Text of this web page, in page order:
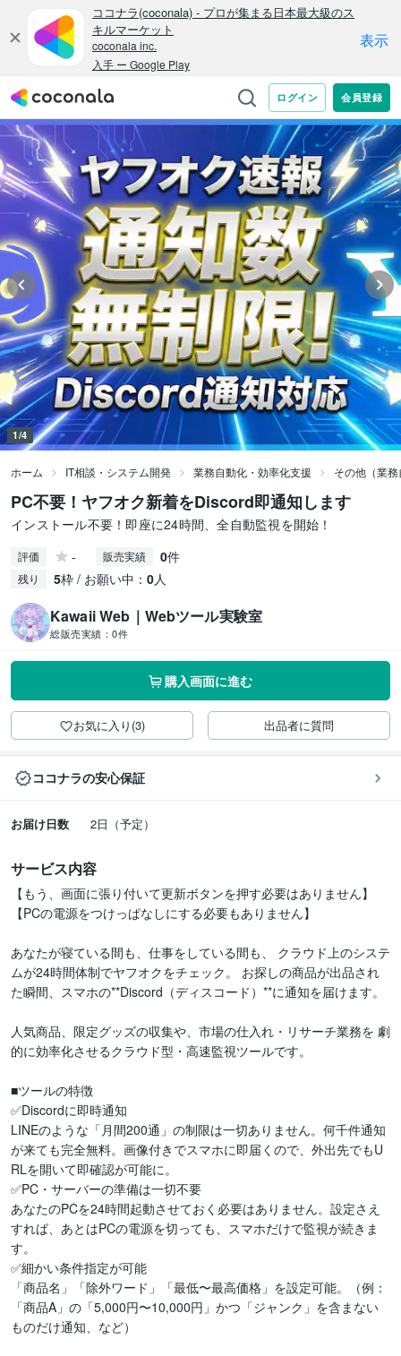
1/4
ホーム IT相談・システム開発 業務自動化・効率化支援 その他（業
PC不要！ヤフオク新着をDiscord即通知します
インストール不要！即座に24時間、全自動監視を開始！
評価 - 販売実績 0件
残り 5枠 / お願い中： 0人
Kawaii Web｜Webツール実験室
総販売実績： 0件
購入画面に進む
お気に入り(3) 出品者に質問
ココナラの安心保証
お届け日数 2日（予定）
サービス内容
【もう、画面に張り付いて更新ボタンを押す必要はありません】
【PCの電源をつけっぱなしにする必要もありません】
あなたが寝ている間も、仕事をしている間も、 クラウド上のシステ
ムが24時間体制でヤフオクをチェック。 お探しの商品が出品され
た瞬間、スマホの**Discord（ディスコード）**に通知を届けます。
人気商品、限定グッズの収集や、市場の仕入れ・リサーチ業務を 劇
的に効率化させるクラウド型・高速監視ツールです。
■ツールの特徴
✅Discordに即時通知
LINEのような「月間200通」の制限は一切ありません。何千件通知
が来ても完全無料。画像付きでスマホに即届くので、外出先でもU
RLを開いて即確認が可能に。
✅PC・サーバーの準備は一切不要
あなたのPCを24時間起動させておく必要はありません。設定さえ
すれば、あとはPCの電源を切っても、スマホだけで監視が続きま
す。
✅細かい条件指定が可能
「商品名」「除外ワード」「最低〜最高価格」を設定可能。（例：
「商品A」の「5,000円〜10,000円」かつ「ジャンク」を含まない
ものだけ通知、など）